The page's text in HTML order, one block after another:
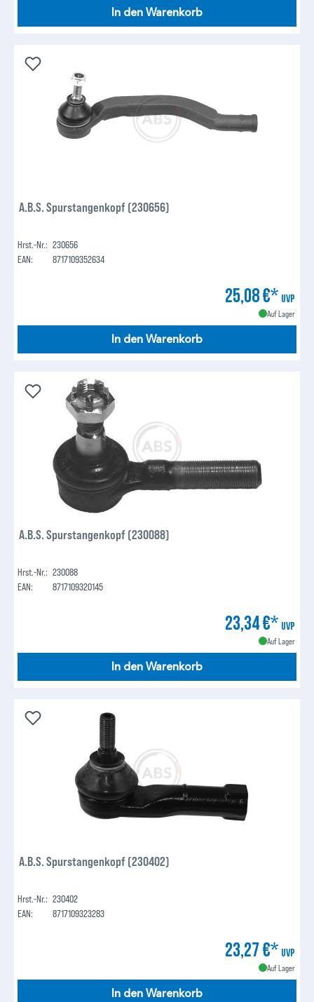
In den Warenkorb
A.B.S. Spurstangenkopf (230656)
Hrst.-Nr.: 230656
EAN:
8717109352634
25,08 €* UVP
Auf Lager
In den Warenkorb
A.B.S. Spurstangenkopf (230088)
Hrst.-Nr.: 230088
EAN:
8717109320145
23,34 €* UVP
Auf Lager
In den Warenkorb
A.B.S. Spurstangenkopf (230402)
Hrst.-Nr.: 230402
EAN:
8717109323283
23,27 €* UVP
Auf Lager
In den Warenkorb